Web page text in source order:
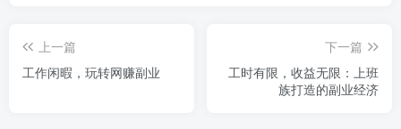
上一篇
工作闲暇，玩转网赚副业
下一篇
工时有限，收益无限：上班
族打造的副业经济